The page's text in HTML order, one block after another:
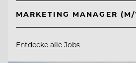
MARKETING MANAGER
Entdecke alle Jobs